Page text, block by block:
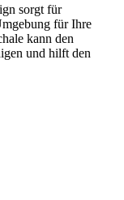
sorgt für
für Ihre
kann den
und hilft den